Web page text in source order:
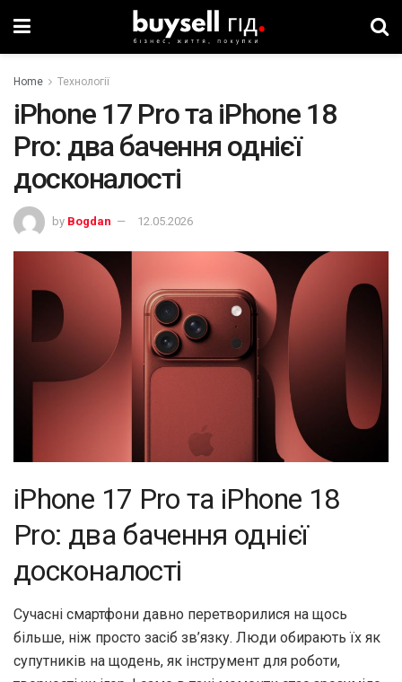
Home Технології
iPhone 17 Pro та iPhone 18
Pro: два бачення однієї
досконалості
by Bogdan 12.05.2026
iPhone 17 Pro та iPhone 18
Pro: два бачення однієї
досконалості
Сучасні смартфони давно перетворилися на щось
більше, ніж просто засіб зв’язку. Люди обирають їх як
супутників на щодень, як інструмент для роботи,